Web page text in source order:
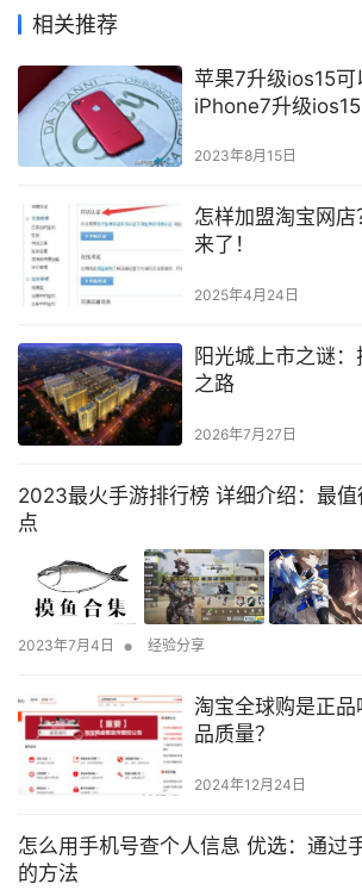
相关推荐
苹果7升级ios15可
iPhone7升级
2023年8月15日
怎样加盟淘宝网
来了！
2025年4月24日
阳光城上市之谜
之路
2026年7月27日
2023最火手游排行榜 详细介绍：最
点
2023年7月4日 • 经验分享
淘宝全球购是正
品质量？
2024年12月24日
怎么用手机号查个人信息 优选：通过
的方法